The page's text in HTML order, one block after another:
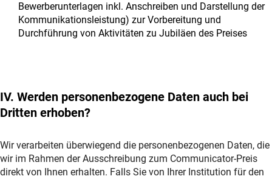
Bewerberunterlagen inkl. Anschreiben und Darstellung der
Kommunikationsleistung) zur Vorbereitung und
Durchführung von Aktivitäten zu Jubiläen des Preises
IV. Werden personenbezogene Daten auch bei
Dritten erhoben?
Wir verarbeiten überwiegend die personenbezogenen Daten, die
wir im Rahmen der Ausschreibung zum Communicator-Preis
direkt von Ihnen erhalten. Falls Sie von Ihrer Institution für den